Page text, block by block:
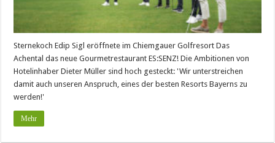
Sternekoch Edip Sigl eröffnete im Chiemgauer Golfresort Das
Achental das neue Gourmetrestaurant ES:SENZ! Die Ambitionen von
Hotelinhaber Dieter Müller sind hoch gesteckt: 'Wir unterstreichen
damit auch unseren Anspruch, eines der besten Resorts Bayerns zu
werden!'
Mehr